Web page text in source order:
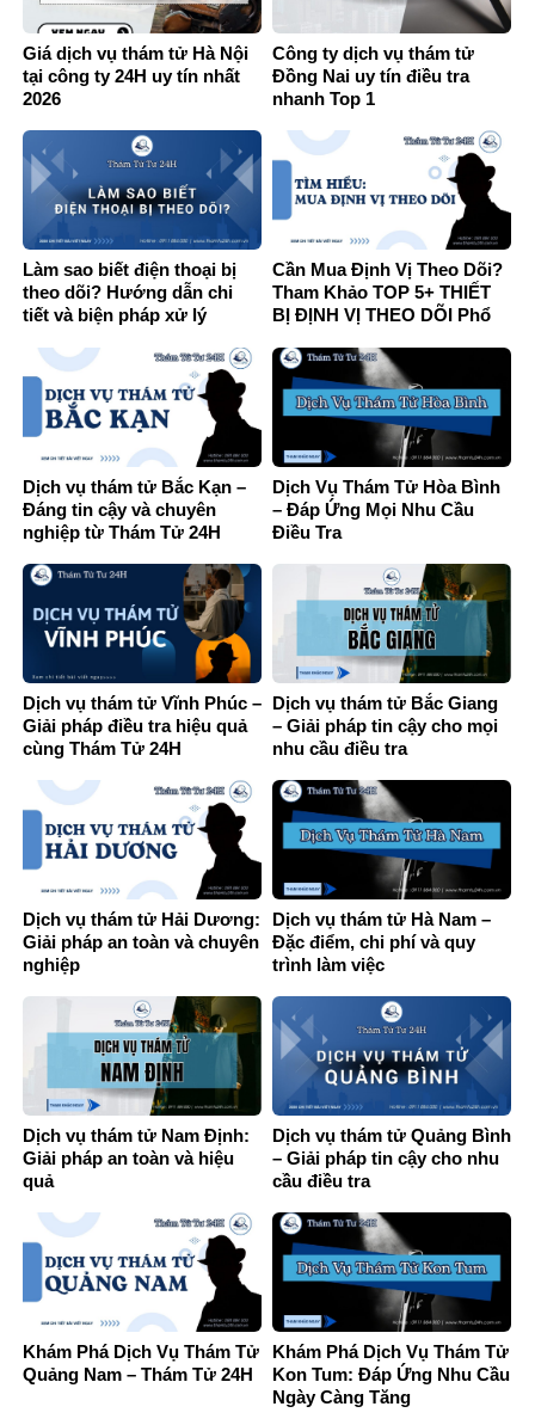
Giá dịch vụ thám tử Hà Nội
tại công ty 24H uy tín nhất
2026
Công ty dịch vụ thám tử
Đồng Nai uy tín điều tra
nhanh Top 1
Làm sao biết điện thoại bị
theo dõi? Hướng dẫn chi
tiết và biện pháp xử lý
Cần Mua Định Vị Theo Dõi?
Tham Khảo TOP 5+ THIẾT
BỊ ĐỊNH VỊ THEO DÕI Phổ
Dịch vụ thám tử Bắc Kạn –
Đáng tin cậy và chuyên
nghiệp từ Thám Tử 24H
Dịch Vụ Thám Tử Hòa Bình
– Đáp Ứng Mọi Nhu Cầu
Điều Tra
Dịch vụ thám tử Vĩnh Phúc –
Giải pháp điều tra hiệu quả
cùng Thám Tử 24H
Dịch vụ thám tử Bắc Giang
– Giải pháp tin cậy cho mọi
nhu cầu điều tra
Dịch vụ thám tử Hải Dương:
Giải pháp an toàn và chuyên
nghiệp
Dịch vụ thám tử Hà Nam –
Đặc điểm, chi phí và quy
trình làm việc
Dịch vụ thám tử Nam Định:
Giải pháp an toàn và hiệu
quả
Dịch vụ thám tử Quảng Bình
– Giải pháp tin cậy cho nhu
cầu điều tra
Khám Phá Dịch Vụ Thám Tử
Quảng Nam – Thám Tử 24H
Khám Phá Dịch Vụ Thám Tử
Kon Tum: Đáp Ứng Nhu Cầu
Ngày Càng Tăng